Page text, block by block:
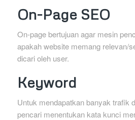
On-Page SEO
On-page bertujuan agar mesin
apakah website memang relevan/
dicari oleh user.
Keyword
Untuk mendapatkan banyak trafik
pencari menentukan kata kunci